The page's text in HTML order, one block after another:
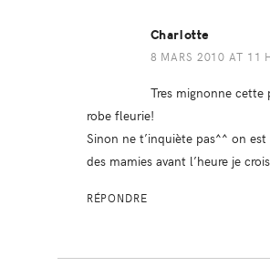
Charlotte
8 MARS 2010 AT 11
Tres mignonne cette
robe fleurie!
Sinon ne t’inquiète pas^^ on
des mamies avant l’heure je crois
RÉPONDRE